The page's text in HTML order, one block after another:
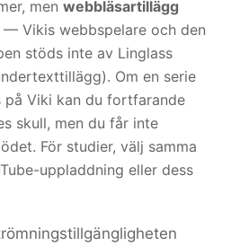
men webbläsartillägg
— Vikis webbspelare och den
stöds inte av Linglass
Om en serie
på Viki kan du fortfarande
skull, men du får inte
För studier, välj samma
uppladdning eller dess